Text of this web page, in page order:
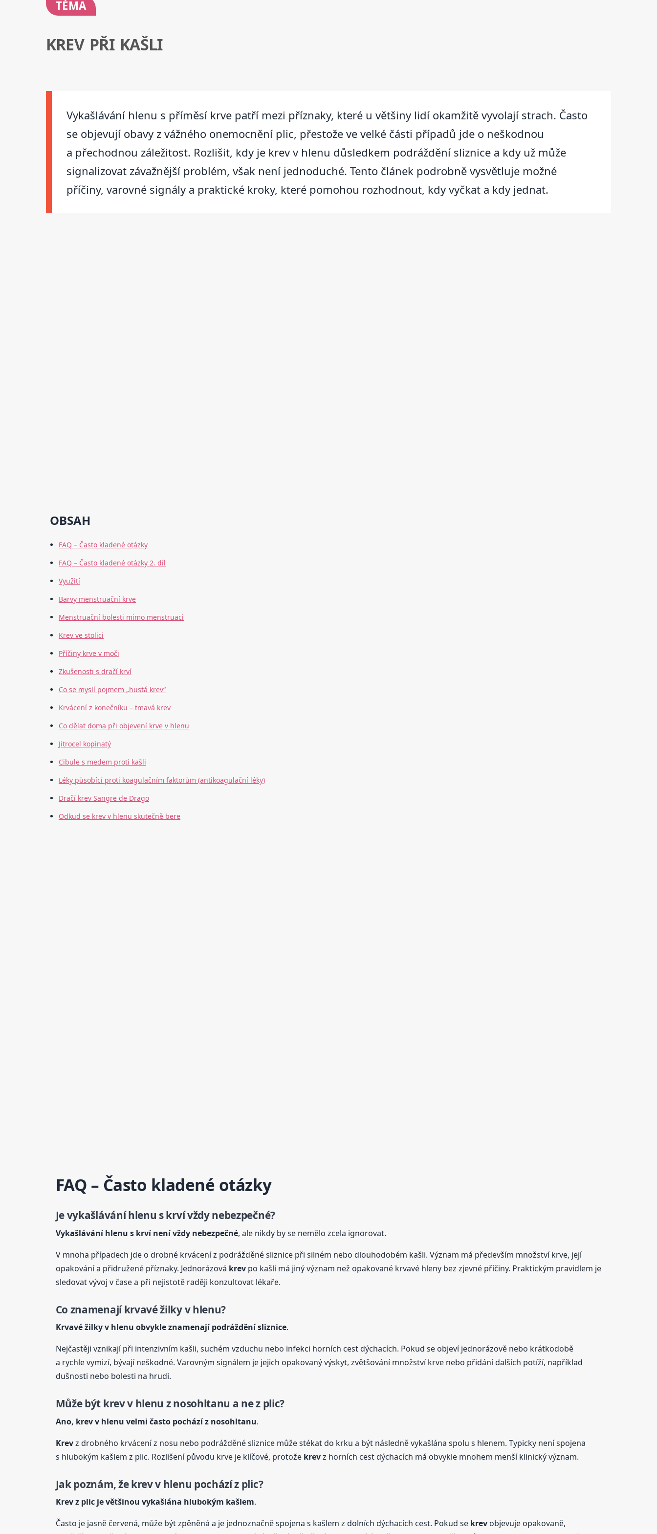
TÉMA
KREV PŘI KAŠLI
Vykašlávání hlenu s příměsí krve patří mezi příznaky, které u většiny lidí okamžitě vyvolají strach. Často
se objevují obavy z vážného onemocnění plic, přestože ve velké části případů jde o neškodnou
a přechodnou záležitost. Rozlišit, kdy je krev v hlenu důsledkem podráždění sliznice a kdy už může
signalizovat závažnější problém, však není jednoduché. Tento článek podrobně vysvětluje možné
příčiny, varovné signály a praktické kroky, které pomohou rozhodnout, kdy vyčkat a kdy jednat.
OBSAH
FAQ – Často kladené otázky
FAQ – Často kladené otázky 2. díl
Využití
Barvy menstruační krve
Menstruační bolesti mimo menstruaci
Krev ve stolici
Příčiny krve v moči
Zkušenosti s dračí krví
Co se myslí pojmem „hustá krev“
Krvácení z konečníku – tmavá krev
Co dělat doma při objevení krve v hlenu
Jitrocel kopinatý
Cibule s medem proti kašli
Léky působící proti koagulačním faktorům (antikoagulační léky)
Dračí krev Sangre de Drago
Odkud se krev v hlenu skutečně bere
FAQ – Často kladené otázky
Je vykašlávání hlenu s krví vždy nebezpečné?
Vykašlávání hlenu s krví není vždy nebezpečné, ale nikdy by se nemělo zcela ignorovat.
V mnoha případech jde o drobné krvácení z podrážděné sliznice při silném nebo dlouhodobém kašli. Význam má především množství krve, její
opakování a přidružené příznaky. Jednorázová krevpo kašli má jiný význam než opakované krvavé hleny bez zjevné příčiny. Praktickým pravidlem je
sledovat vývoj v čase a při nejistotě raději konzultovat lékaře.
Co znamenají krvavé žilky v hlenu?
Krvavé žilky v hlenu obvykle znamenají podráždění sliznice.
Nejčastěji vznikají při intenzivním kašli, suchém vzduchu nebo infekci horních cest dýchacích. Pokud se objeví jednorázově nebo krátkodobě
a rychle vymizí, bývají neškodné. Varovným signálem je jejich opakovaný výskyt, zvětšování množství krve nebo přidání dalších potíží, například
dušnosti nebo bolesti na hrudi.
Může být krevv hlenu z nosohltanu a ne z plic?
Ano, krevv hlenu velmi často pochází z nosohltanu.
Krevz drobného krvácení z nosu nebo podrážděné sliznice může stékat do krku a být následně vykašlána spolu s hlenem. Typicky není spojena
s hlubokým kašlem z plic. Rozlišení původu krve je klíčové, protože krevz horních cest dýchacích má obvykle mnohem menší klinický význam.
Jak poznám, žekrevv hlenu pochází z plic?
Krevz plic je většinou vykašlána hlubokým kašlem.
Často je jasně červená, může být zpěněná a je jednoznačně spojena s kašlem z dolních dýchacích cest. Pokud se krevobjevuje opakovaně,